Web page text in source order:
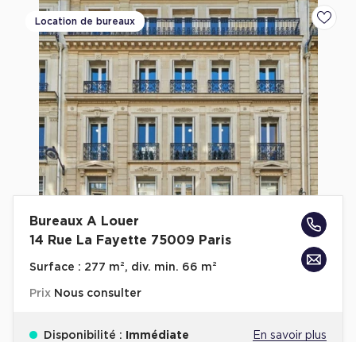
Location de bureaux
Bureaux A Louer
14 Rue La Fayette 75009 Paris
Surface : 277 m², div. min. 66 m²
Prix Nous consulter
Disponibilité : Immédiate En savoir plus